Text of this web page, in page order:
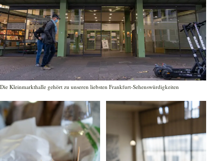
Die Kleinmarkthalle gehört zu unseren liebsten Frankfurt-Sehenswürdigkeiten